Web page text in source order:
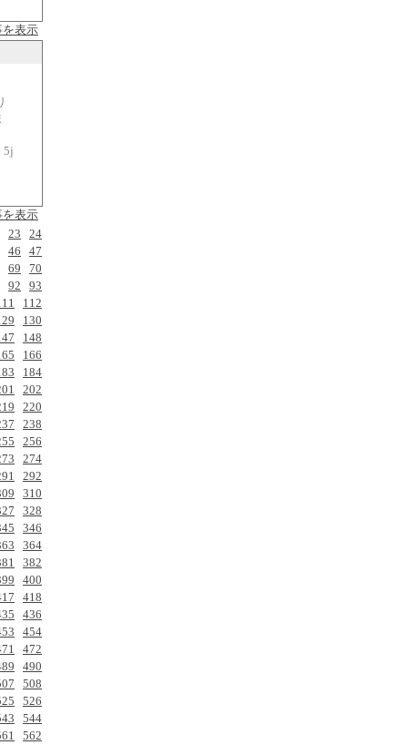
を表示
5j
を表示
23
24
46
47
69
70
92
93
112
130
148
166
184
202
220
238
256
274
292
310
328
346
364
382
400
418
436
454
472
490
508
526
544
562